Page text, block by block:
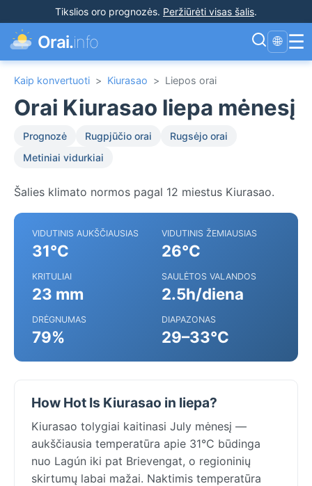
Tikslios oro prognozės. Peržiūrėti visas šalis.
Orai.info 🌐 ☰
Kaip konvertuoti > Kiurasao > Liepos orai
Orai Kiurasao liepa mėnesį
Prognozė Rugpjūčio orai
Rugsėjo orai
Metiniai vidurkiai
Šalies klimato normos pagal 12 miestus Kiurasao.
VIDUTINIS AUKŠČIAUSIAS
31°C
VIDUTINIS ŽEMIAUSIAS
26°C
KRITULIAI
23 mm
SAULĖTOS VALANDOS
2.5h/diena
DRĖGNUMAS
79%
DIAPAZONAS
29–33°C
How Hot Is Kiurasao in liepa?
Kiurasao tolygiai kaitinasi July mėnesį —
aukščiausia temperatūra apie 31°C būdinga
nuo Lagún iki pat Brievengat, o regioninių
skirtumų labai mažai. Naktimis temperatūra